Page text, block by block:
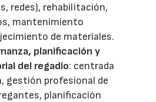
redes), rehabilitación,
mantenimiento
de materiales.
planificación y
del regadío: centrada
gestión profesional de
planificación